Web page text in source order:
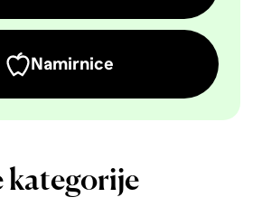
Namirnice
kategorije